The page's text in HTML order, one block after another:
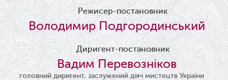
Режисер-постановник
Володимир Подгородинський
Диригент-постановник
Вадим Перевозніков
головний диригент, заслужений діяч мистецтв України